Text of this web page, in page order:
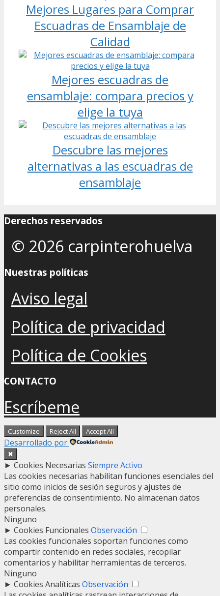
Mejores Lugares para Comprar
Escuadras de Ensamblaje de
Calidad
Mejores escuadras de
ensamblaje: compara precios y
elige la tuya
Descubre las mejores
alternativas a las escuadras de
ensamblaje
Derechos reservados
© 2026 carpinterohuelva
Nuestras políticas
Aviso legal
Política de privacidad
Política de Cookies
CONTACTO
Escríbeme
Customize Reject All Accept All
Desarrollado por
✖
► Cookies Necesarias Siempre Activo
Las cookies necesarias habilitan funciones esenciales del
sitio como inicios de sesión seguros y ajustes de
preferencias de consentimiento. No almacenan datos
personales.
Ninguno
► Cookies Funcionales Observación
Las cookies funcionales soportan funciones como
compartir contenido en redes sociales, recopilar
comentarios y habilitar herramientas de terceros.
Ninguno
► Cookies Analíticas Observación